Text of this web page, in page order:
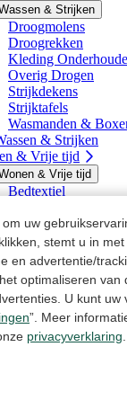
uw
stemt u in
en advertentie/
optimaliseren van
U kunt uw
”. Meer
privacyverklaring
& Strijken
Droogmolens
Droogrekken
Kleding
Overig Drogen
Strijkdekens
Strijktafels
Wasmanden &
& Strijken
& Vrije tijd
& Vrije tijd
Bedtextiel
Batterijen
Elektrische
Fotolijsten
Gieters &
Klokken &
Klussen
Paraplu's
Textiel &
artikelen